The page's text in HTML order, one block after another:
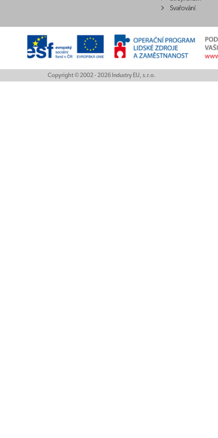
Svařování
Copyright © 2002 - 2026 Industry EU, s.r.o.